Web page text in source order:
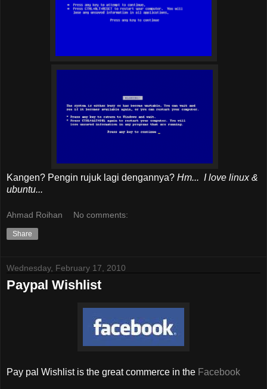
Kangen? Pengin rujuk lagi dengannya? Hm... I love linux &
ubuntu...
Ahmad Roihan No comments:
Share
Wednesday, February 17, 2010
Paypal Wishlist
Pay pal Wishlist is the great commerce in the Facebook